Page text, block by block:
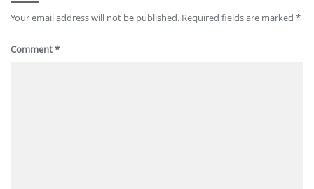
Your email address will not be published. Required fields are marked *
Comment*